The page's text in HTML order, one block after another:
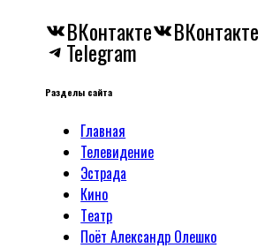
ВКонтакте ВКонтакте
Telegram
Разделы сайта
Главная
Телевидение
Эстрада
Кино
Tеатр
Поёт Александр Олешко